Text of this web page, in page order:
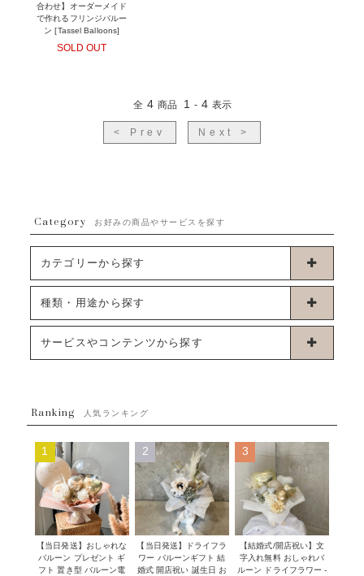
合わせ】オーダーメイド
で作れるフリンジバルー
ン [Tassel Balloons]
SOLD OUT
全 4 商品 1 - 4 表示
< Prev Next >
Category お好みの商品やサービスを探す
カテゴリーから探す
卓上タイプバルーン
ブーケタイプバルーン
ムーンリットバルーン
コンフェッティバルーン
フリンジバルーン
デコレーションセット
プロップスバルーン
種類・用途から探す
お誕生日
開店・周年祝い
発表会・劇場
その他お祝い
クリスマス
サービスやコンテンツから探す
発送について
Q&A
メッセージカード・電報について
オーダーメイドについて
セミオーダーについて
フリンジバルーンについて
Ranking 人気ランキング
1
【当日発送】おしゃれな
バルーン プレゼント ギ
フト 置き型 バルーン電
2
【当日発送】ドライフラ
ワー バルーンギフト 結
婚式 開店祝い 誕生日 お
3
【結婚式/開店祝い】文
字入れ無料 おしゃれバ
ルーン ドライフラワー -